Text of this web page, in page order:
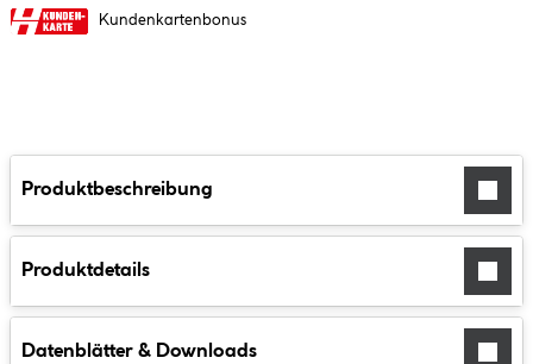
Kundenkartenbonus
Produktbeschreibung
Produktdetails
Datenblätter & Downloads